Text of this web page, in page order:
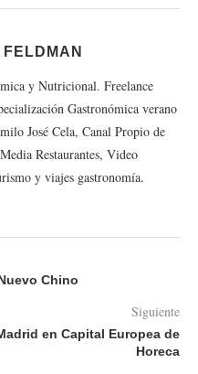
y Nutricional. Freelance
Gastronómica verano
José Cela, Canal Propio de
Restaurantes, Video
y viajes gastronomía.
Chino
Siguiente
en Capital Europea de
Horeca